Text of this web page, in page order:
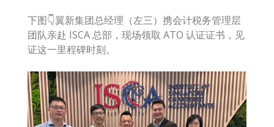
下图👇翼新集团总经理（左三）携会计税务管理层
团队亲赴 ISCA 总部，现场领取 ATO 认证证书，见
证这一里程碑时刻。